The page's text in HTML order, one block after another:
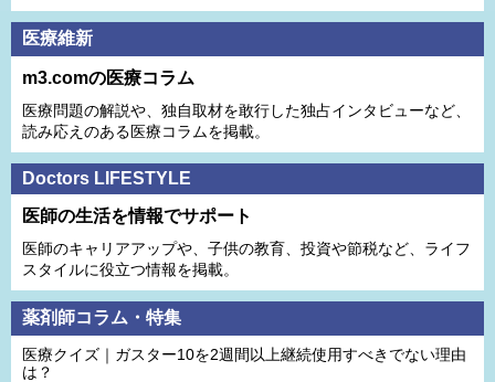
医療維新
m3.comの医療コラム
医療問題の解説や、独⾃取材を敢⾏した独占インタビューなど、
読み応えのある医療コラムを掲載。
Doctors LIFESTYLE
医師の生活を情報でサポート
医師のキャリアアップや、子供の教育、投資や節税など、ライフ
スタイルに役立つ情報を掲載。
薬剤師コラム・特集
医療クイズ｜ガスター10を2週間以上継続使用すべきでない理由
は？